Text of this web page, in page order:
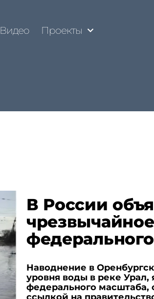
Видео Проекты
В России
Наводнение в
уровня воды в реке Урал,
федерального